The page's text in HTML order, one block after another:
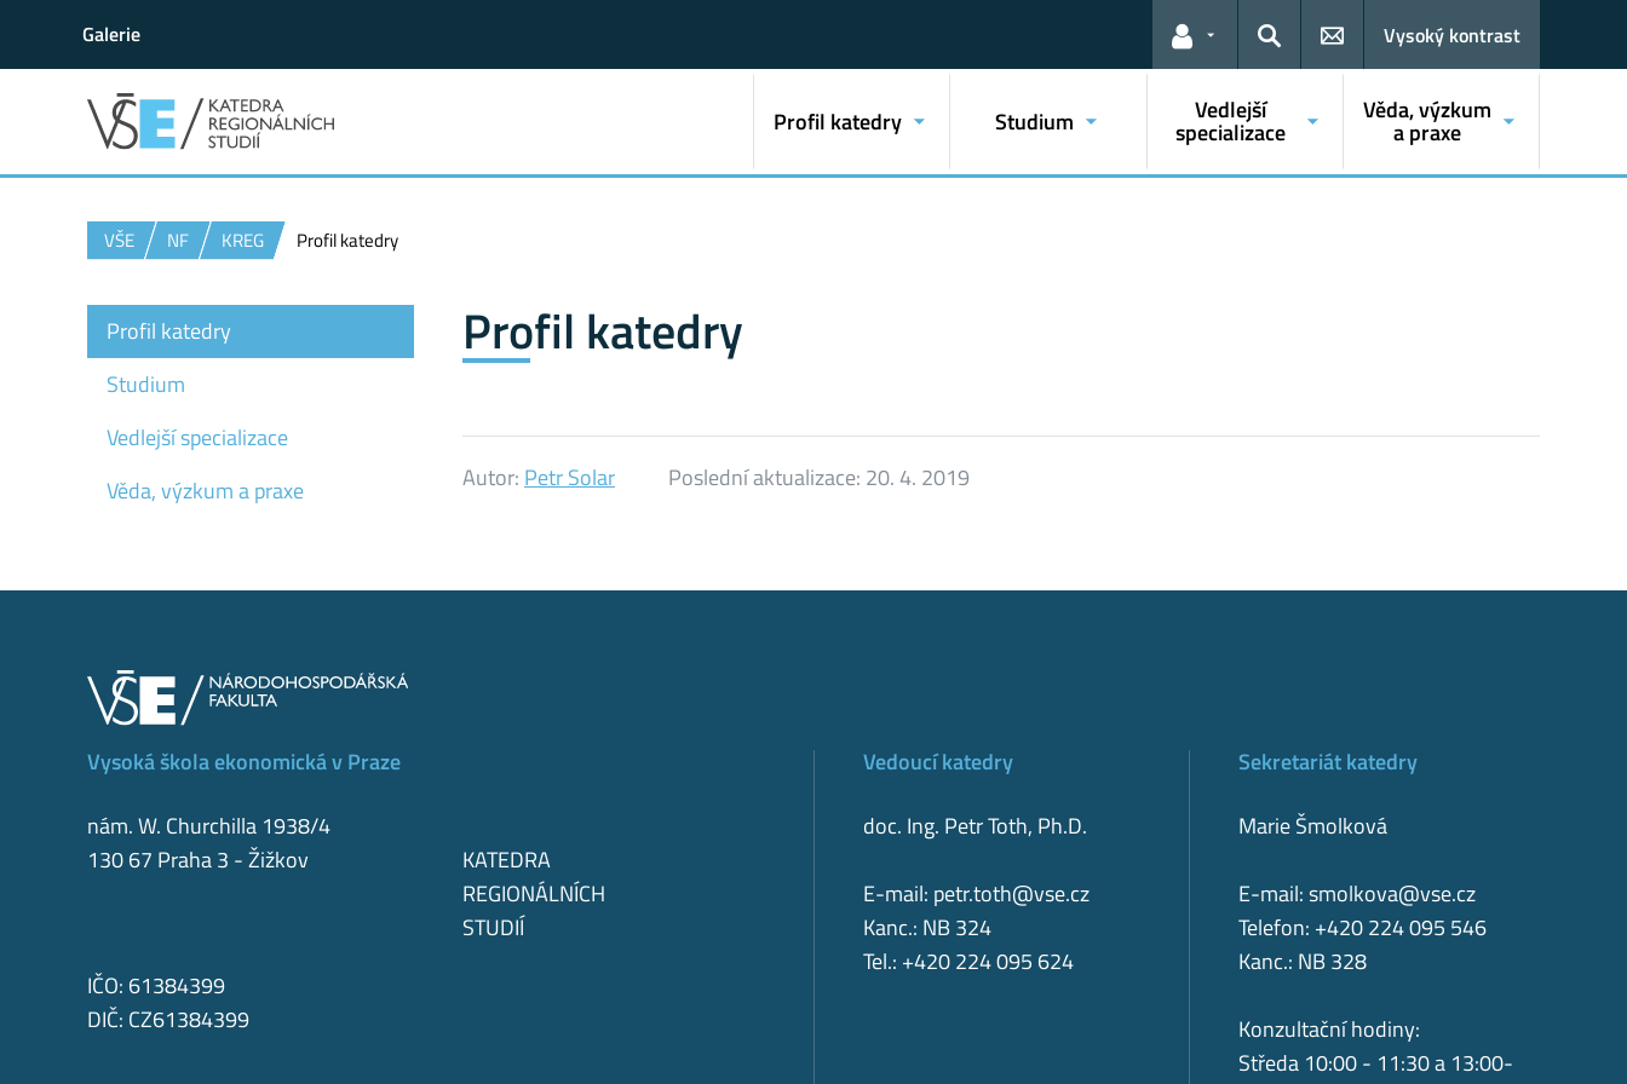
Galerie
Odkazy pro uživatele
Hledat
Vysoký kontrast
Profil katedry Studium Vedlejší
specializace
Věda, výzkum
a praxe
VŠE NF KREG Profil katedry
Profil katedry
Autor: Petr Solar Poslední aktualizace: 20. 4. 2019
Profil katedry
Studium
Vedlejší specializace
Věda, výzkum a praxe
Vysoká škola ekonomická v Praze
nám. W. Churchilla 1938/4
130 67 Praha 3 - Žižkov
KATEDRA
REGIONÁLNÍCH
STUDIÍ
IČO: 61384399
DIČ: CZ61384399
Vedoucí katedry
doc. Ing. Petr Toth, Ph.D.
E-mail: petr.toth@vse.cz
Kanc.: NB 324
Tel.: +420 224 095 624
Sekretariát katedry
Marie Šmolková
E-mail:smolkova@vse.cz
Telefon: +420 224 095 546
Kanc.: NB 328
Konzultační hodiny:
Středa 10:00 - 11:30 a 13:00-